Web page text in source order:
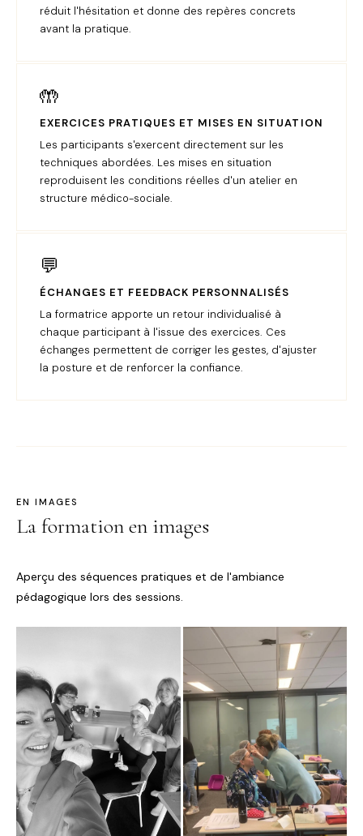
réduit l'hésitation et donne des repères concrets
avant la pratique.
🤲
EXERCICES PRATIQUES ET MISES EN SITUATION
Les participants s'exercent directement sur les
techniques abordées. Les mises en situation
reproduisent les conditions réelles d'un atelier en
structure médico-sociale.
💬
ÉCHANGES ET FEEDBACK PERSONNALISÉS
La formatrice apporte un retour individualisé à
chaque participant à l'issue des exercices. Ces
échanges permettent de corriger les gestes, d'ajuster
la posture et de renforcer la confiance.
EN IMAGES
La formation en images
Aperçu des séquences pratiques et de l'ambiance
pédagogique lors des sessions.